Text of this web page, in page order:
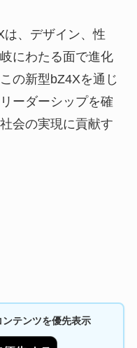
は、デザイン、性
にわたる面で進化
の新型bZ4Xを通じ
ーダーシップを確
会の実現に貢献す
テンツを優先表示